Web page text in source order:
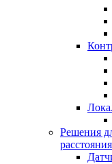
Решения